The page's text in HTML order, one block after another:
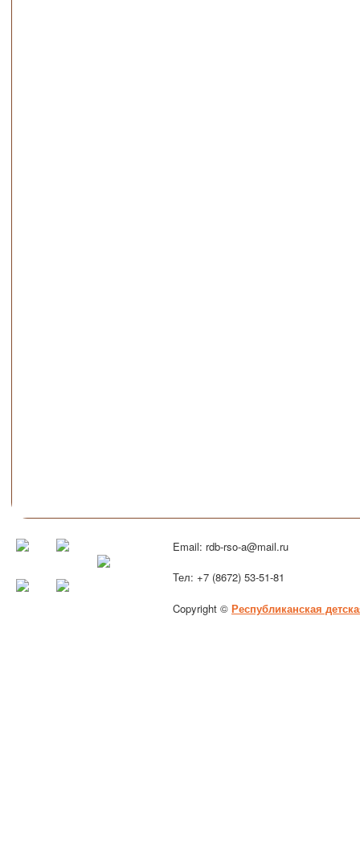
Email: rdb-rso-a@mail.ru
Тел: +7 (8672) 53-51-81
Copyright © Республиканская